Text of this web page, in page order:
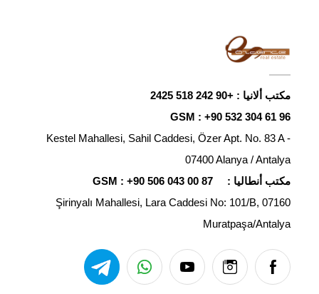
مكتب ألانيا : +90 242 518 2425
GSM : +90 532 304 61 96
Kestel Mahallesi, Sahil Caddesi, Özer Apt. No. 83 A -
07400 Alanya / Antalya
مكتب أنطاليا :
GSM : +90 506 043 00 87
Şirinyalı Mahallesi, Lara Caddesi No: 101/B, 07160
Muratpaşa/Antalya